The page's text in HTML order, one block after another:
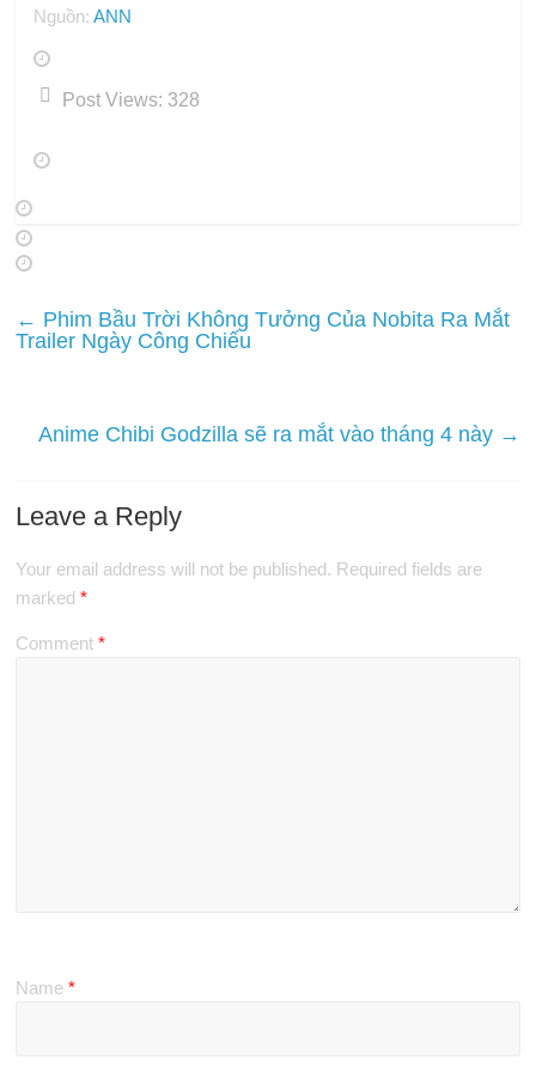
Nguồn:ANN
Post Views: 328
← Phim Bầu Trời Không Tưởng Của Nobita Ra Mắt
Trailer Ngày Công Chiếu
Anime Chibi Godzilla sẽ ra mắt vào tháng 4 này →
Leave a Reply
Your email address will not be published. Required fields are
marked*
Comment*
Name*